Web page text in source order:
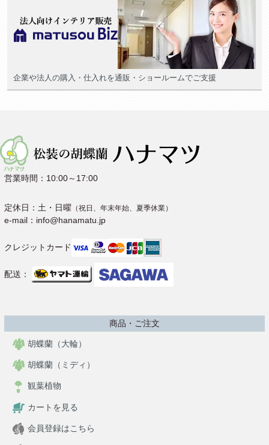
企業や法人の購入・仕入れを通販・ショールームでご支援
営業時間：10:00～17:00
定休日：土・日曜 （祝日、年末年始、夏季休業）
e-mail：info@hanamatu.jp
クレジットカード
配送：
商品・ご注文
胡蝶蘭（大輪）
胡蝶蘭（ミディ）
観葉植物
カートを見る
会員登録はこちら